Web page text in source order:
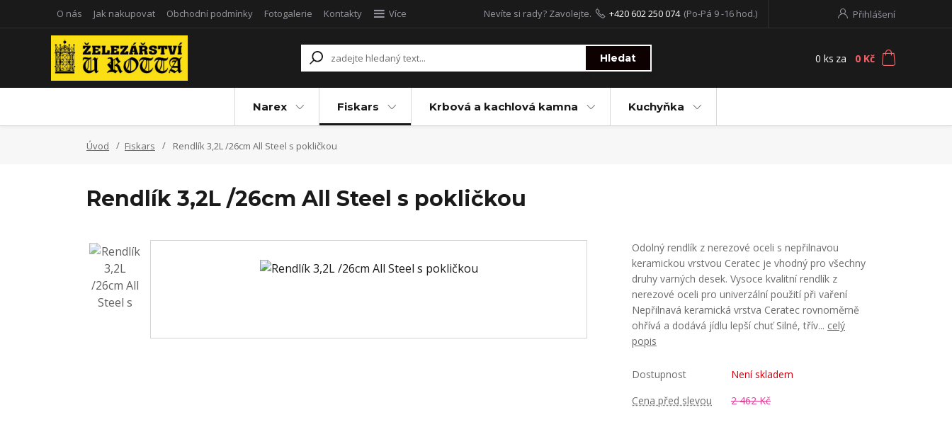
O nás Jak nakupovat Obchodní podmínky Fotogalerie Kontakty Více Přihlášení
Hledat
Nevíte si rady? Zavolejte. +420 602 250 074 (Po-Pá 9 -16 hod.)
0 ks za 0 Kč
Narex Fiskars Krbová a kachlová kamna Kuchyňka
Úvod Fiskars Rendlík 3,2L /26cm All Steel s pokličkou
Rendlík 3,2L /26cm All Steel s pokličkou
Odolný rendlík z nerezové oceli s nepřilnavou
keramickou vrstvou Ceratec je vhodný pro všechny
druhy varných desek. Vysoce kvalitní rendlík z
nerezové oceli pro univerzální použití při vaření
Nepřilnavá keramická vrstva Ceratec rovnoměrně
ohřívá a dodává jídlu lepší chuť Silné, třív... celý
popis
Dostupnost
Není skladem
Cena před slevou
2 462 Kč